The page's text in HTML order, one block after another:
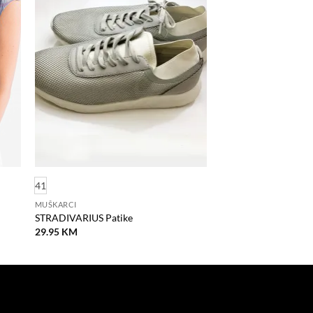
na
listu
41
MUŠKARCI
STRADIVARIUS Patike
29.95 KM